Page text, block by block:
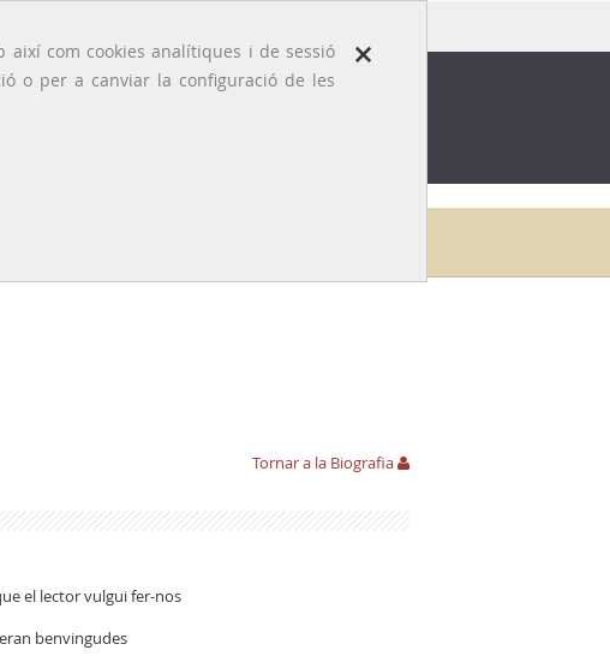
×
com cookies analítiques i de sessió
o per a canviar la configuració de les
Tornar a la Biografia
el lector vulgui fer-nos
benvingudes